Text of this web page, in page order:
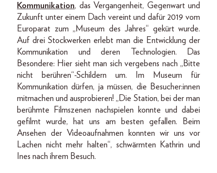
Kommunikation, das Vergangenheit, Gegenwart und
Zukunft unter einem Dach vereint und dafür 2019 vom
Europarat zum „Museum des Jahres“ gekürt wurde.
Auf drei Stockwerken erlebt man die Entwicklung der
Kommunikation und deren Technologien. Das
Besondere: Hier sieht man sich vergebens nach „Bitte
nicht berühren“-Schildern um. Im Museum für
Kommunikation dürfen, ja müssen, die Besucher:innen
mitmachen und ausprobieren! „Die Station, bei der man
berühmte Filmszenen nachspielen konnte und dabei
gefilmt wurde, hat uns am besten gefallen. Beim
Ansehen der Videoaufnahmen konnten wir uns vor
Lachen nicht mehr halten“, schwärmten Kathrin und
Ines nach ihrem Besuch.